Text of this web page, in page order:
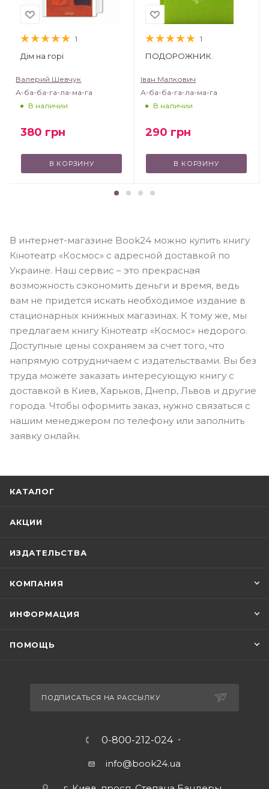
1
Дім на горі
Валерий Шевчук
А-ба-ба-га-ла-ма-га
В наличии
380 грн
В КОРЗИНУ
1
ПОДОРОЖНИК.
Іван Малкович
А-ба-ба-га-ла-ма-га
В наличии
290 грн
В КОРЗИНУ
В интернет-магазине Book24 можно купить книгу
Кінотеатр «Космос» с адресной доставкой по
Украине. Наш сервис – это прекрасная
возможность сэкономить деньги и время, ведь
вам не придется искать необходимое издание в
стационарных книжных магазинах. К тому же, мы
предлагаем книгу Кінотеатр «Космос» недорого.
Доступные цены сохраняем за счет того, что
напрямую сотрудничаем с издательствами. Вы без
труда можете заказать интересующую книгу с
доставкой в Киев, Харьков, Днепр, Львов и другие
города. Чтобы оформить заказ, нужно связаться с
нашим менеджером по телефону или заполнить
заявку онлайн.
КАТАЛОГ
АКЦИИ
ИЗДАТЕЛЬСТВА
КОМПАНИЯ
ИНФОРМАЦИЯ
ПОМОЩЬ
ПОДПИСАТЬСЯ НА РАССЫЛКУ
0-800-212-024
info@book24.ua